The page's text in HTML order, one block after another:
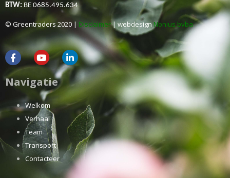
BTW: BE 0685.495.634
© Greentraders 2020 | Disclaimer| webdesignNonius bvba
Navigatie
Welkom
Verhaal
Team
Transport
Contacteer